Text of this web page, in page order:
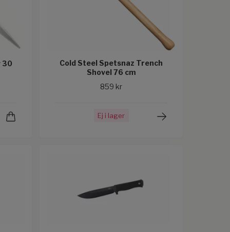
30
Cold Steel Spetsnaz Trench
Shovel 76 cm
859 kr
Ej i lager